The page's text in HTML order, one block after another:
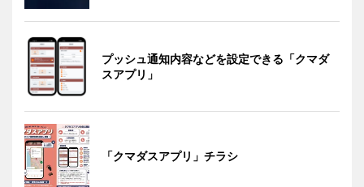
プッシュ通知内容などを設定できる「クマダ
スアプリ」
「クマダスアプリ」チラシ